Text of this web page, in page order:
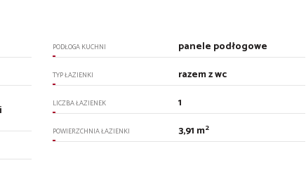
PODŁOGA KUCHNI panele podłogowe
TYP ŁAZIENKI razem z wc
LICZBA ŁAZIENEK 1
POWIERZCHNIA ŁAZIENKI 3,91 m2